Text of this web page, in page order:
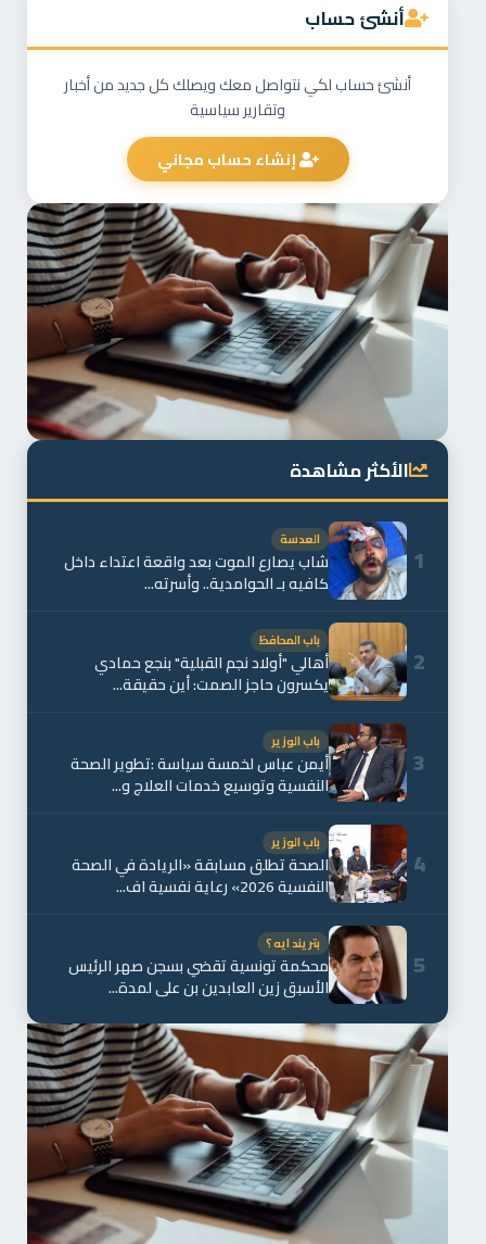
أنشئ حساب
أنشئ حساب لكي نتواصل معك ويصلك كل جديد من أخبار
وتقارير سياسية
إنشاء حساب مجاني
الأكثر مشاهدة
1
العدسة
شاب يصارع الموت بعد واقعة اعتداء داخل
كافيه بـ الحوامدية.. وأسرته...
2
باب المحافظ
أهالي "أولاد نجم القبلية" بنجع حمادي
يكسرون حاجز الصمت: أين حقيقة...
3
باب الوزير
أيمن عباس لخمسة سياسة :تطوير الصحة
النفسية وتوسيع خدمات العلاج و...
4
باب الوزير
الصحة تطلق مسابقة «الريادة في الصحة
النفسية 2026» رعاية نفسية اف...
5
بتريند ايه ؟
محكمة تونسية تقضي بسجن صهر الرئيس
الأسبق زين العابدين بن علي لمدة...